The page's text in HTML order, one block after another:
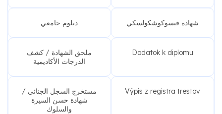
شهادة فيسوكوشكولسكي دبلوم جامعي
Dodatok k diplomu
ملحق الشهادة / كشف
الدرجات الأكاديمية
Výpis z registra trestov
مستخرج السجل الجنائي /
شهادة حسن السيرة
والسلوك